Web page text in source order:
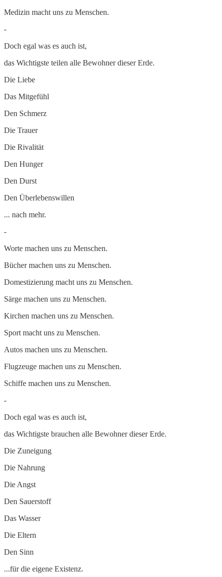
Medizin macht uns zu Menschen.
-
Doch egal was es auch ist,
das Wichtigste teilen alle Bewohner dieser Erde.
Die Liebe
Das Mitgefühl
Den Schmerz
Die Trauer
Die Rivalität
Den Hunger
Den Durst
Den Überlebenswillen
... nach mehr.
-
Worte machen uns zu Menschen.
Bücher machen uns zu Menschen.
Domestizierung macht uns zu Menschen.
Särge machen uns zu Menschen.
Kirchen machen uns zu Menschen.
Sport macht uns zu Menschen.
Autos machen uns zu Menschen.
Flugzeuge machen uns zu Menschen.
Schiffe machen uns zu Menschen.
-
Doch egal was es auch ist,
das Wichtigste brauchen alle Bewohner dieser Erde.
Die Zuneigung
Die Nahrung
Die Angst
Den Sauerstoff
Das Wasser
Die Eltern
Den Sinn
...für die eigene Existenz.